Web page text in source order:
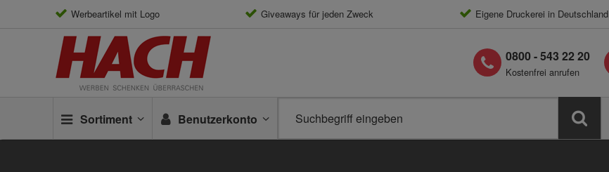
Werbeartikel mit Logo Giveaways für jeden Zweck Eigene Druckerei in Deutschland
0800 - 543 22 20
Kostenfrei anrufen
Sortiment Benutzerkonto